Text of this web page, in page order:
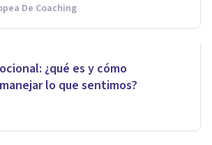
De Coaching
¿qué es y cómo
lo que sentimos?